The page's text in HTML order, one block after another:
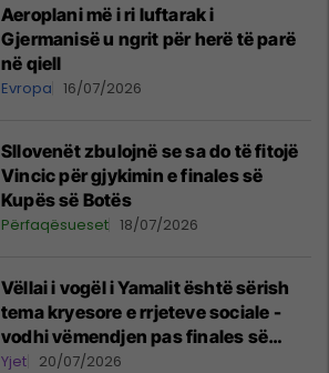
Aeroplani më i ri luftarak i
Gjermanisë u ngrit për herë të parë
në qiell
Evropa 16/07/2026
Sllovenët zbulojnë se sa do të fitojë
Vincic për gjykimin e finales së
Kupës së Botës
Përfaqësueset 18/07/2026
Vëllai i vogël i Yamalit është sërish
tema kryesore e rrjeteve sociale -
vodhi vëmendjen pas finales së
Kupës së Botës
Yjet 20/07/2026